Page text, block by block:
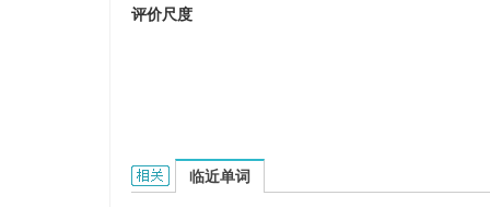
评价尺度
opinion scale的相关资料：
临近单词